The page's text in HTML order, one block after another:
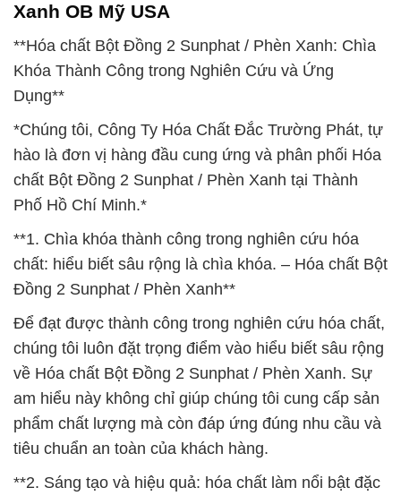
Xanh OB Mỹ USA
**Hóa chất Bột Đồng 2 Sunphat / Phèn Xanh: Chìa
Khóa Thành Công trong Nghiên Cứu và Ứng
Dụng**
*Chúng tôi, Công Ty Hóa Chất Đắc Trường Phát, tự
hào là đơn vị hàng đầu cung ứng và phân phối Hóa
chất Bột Đồng 2 Sunphat / Phèn Xanh tại Thành
Phố Hồ Chí Minh.*
**1. Chìa khóa thành công trong nghiên cứu hóa
chất: hiểu biết sâu rộng là chìa khóa. – Hóa chất Bột
Đồng 2 Sunphat / Phèn Xanh**
Để đạt được thành công trong nghiên cứu hóa chất,
chúng tôi luôn đặt trọng điểm vào hiểu biết sâu rộng
về Hóa chất Bột Đồng 2 Sunphat / Phèn Xanh. Sự
am hiểu này không chỉ giúp chúng tôi cung cấp sản
phẩm chất lượng mà còn đáp ứng đúng nhu cầu và
tiêu chuẩn an toàn của khách hàng.
**2. Sáng tạo và hiệu quả: hóa chất làm nổi bật đặc